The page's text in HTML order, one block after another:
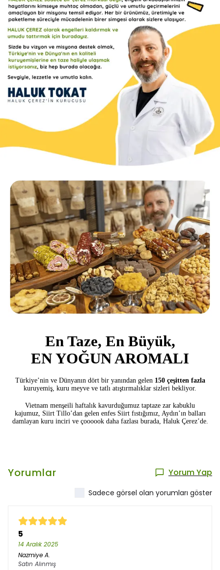
En Taze, En Büyük,
EN YOĞUN AROMALI
Türkiye’nin ve Dünyanın dört bir yanından gelen 150 çeşitten fazla
kuruyemiş, kuru meyve ve tatlı atıştırmalıklar sizleri bekliyor.
Vietnam menşeili haftalık kavurduğumuz taptaze zar kabuklu
kajumuz, Siirt Tillo’dan gelen enfes Siirt fıstığımız, Aydın’ın balları
damlayan kuru inciri ve çoooook daha fazlası burada, Haluk Çerez’de.
Yorumlar Yorum Yap
Sadece görsel olan yorumları göster
5
14 Aralık 2025
Nazmiye A.
Satın Alınmış